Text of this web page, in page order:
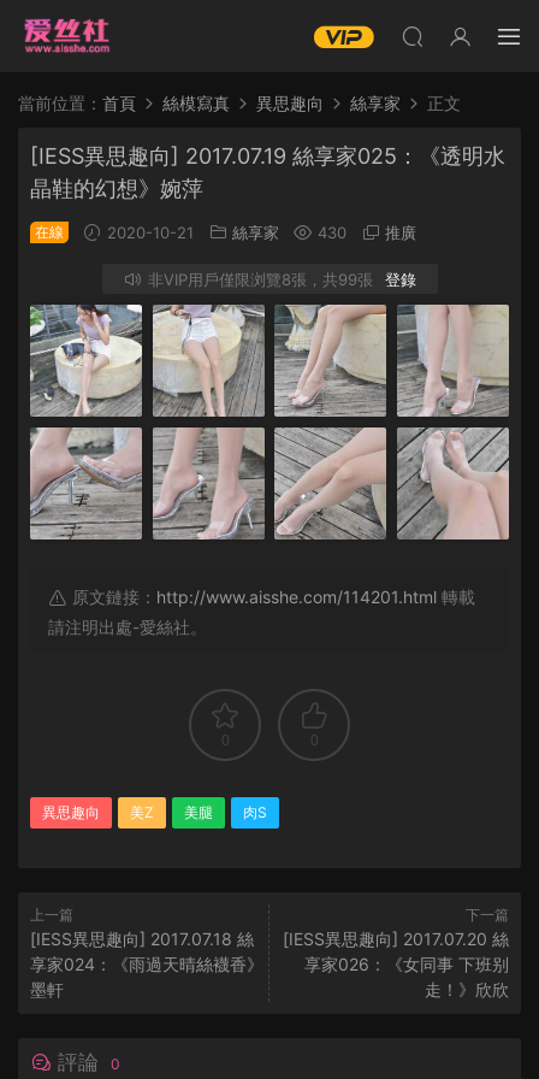
當前位置： 首頁 絲模寫真 異思趣向 絲享家 正文
[IESS異思趣向] 2017.07.19 絲享家025：《透明水
晶鞋的幻想》婉萍
在線 2020-10-21 絲享家 430 推廣
非VIP用戶僅限浏覽8張，共99張 登錄
原文鏈接： http://www.aisshe.com/114201.html 轉載
請注明出處-愛絲社。
0 0
異思趣向 美Z 美腿 肉S
上一篇
[IESS異思趣向] 2017.07.18 絲
享家024：《雨過天晴絲襪香》
墨軒
下一篇
[IESS異思趣向] 2017.07.20 絲
享家026：《女同事 下班别
走！》欣欣
評論 0